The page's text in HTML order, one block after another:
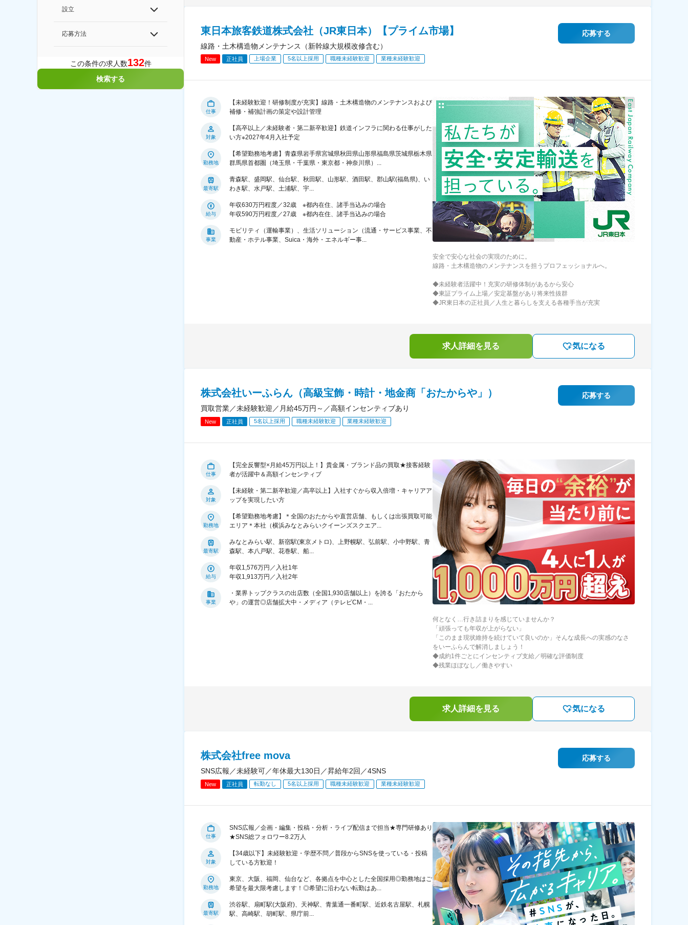
設立
応募方法
この条件の求人数132件
検索する
東日本旅客鉄道株式会社（JR東日本）【プライム市場】
線路・土木構造物メンテナンス（新幹線大規模改修含む）
New 正社員 上場企業 5名以上採用 職種未経験歓迎 業種未経験歓迎
応募する
仕事
【未経験歓迎！研修制度が充実】線路・土木構造物のメンテナンスおよび
補修・補強計画の策定や設計管理
対象
【高卒以上／未経験者・第二新卒歓迎】鉄道インフラに関わる仕事がした
い方※2027年4月入社予定
勤務地
【希望勤務地考慮】青森県岩手県宮城県秋田県山形県福島県茨城県栃木県
群馬県首都圏（埼玉県・千葉県・東京都・神奈川県）...
最寄駅
青森駅、盛岡駅、仙台駅、秋田駅、山形駅、酒田駅、郡山駅(福島県)、い
わき駅、水戸駅、土浦駅、宇...
給与
年収630万円程度／32歳 ※都内在住、諸手当込みの場合
年収590万円程度／27歳 ※都内在住、諸手当込みの場合
事業
モビリティ（運輸事業）、生活ソリューション（流通・サービス事業、不
動産・ホテル事業、Suica・海外・エネルギー事...
安全で安心な社会の実現のために。
線路・土木構造物のメンテナンスを担うプロフェッショナルへ。
◆未経験者活躍中！充実の研修体制があるから安心
◆東証プライム上場／安定基盤があり将来性抜群
◆JR東日本の正社員／人生と暮らしを支える各種手当が充実
求人詳細を見る 気になる
株式会社いーふらん（高級宝飾・時計・地金商「おたからや」）
買取営業／未経験歓迎／月給45万円～／高額インセンティブあり
New 正社員 5名以上採用 職種未経験歓迎 業種未経験歓迎
応募する
仕事
【完全反響型×月給45万円以上！】貴金属・ブランド品の買取★接客経験
者が活躍中＆高額インセンティブ
対象
【未経験・第二新卒歓迎／高卒以上】入社すぐから収入倍増・キャリアア
ップを実現したい方
勤務地
【希望勤務地考慮】＊全国のおたからや直営店舗、もしくは出張買取可能
エリア＊本社（横浜みなとみらいクイーンズスクエア...
最寄駅
みなとみらい駅、新宿駅(東京メトロ)、上野幌駅、弘前駅、小中野駅、青
森駅、本八戸駅、花巻駅、船...
給与
年収1,576万円／入社1年
年収1,913万円／入社2年
事業
・業界トップクラスの出店数（全国1,930店舗以上）を誇る「おたから
や」の運営◎店舗拡大中・メディア（テレビCM・...
何となく…行き詰まりを感じていませんか？
「頑張っても年収が上がらない」
「このまま現状維持を続けていて良いのか」そんな成長への実感のなさ
をいーふらんで解消しましょう！
◆成約1件ごとにインセンティブ支給／明確な評価制度
◆残業ほぼなし／働きやすい
求人詳細を見る 気になる
株式会社free mova
SNS広報／未経験可／年休最大130日／昇給年2回／4SNS
New 正社員 転勤なし 5名以上採用 職種未経験歓迎 業種未経験歓迎
応募する
仕事
SNS広報／企画・編集・投稿・分析・ライブ配信まで担当★専門研修あり
★SNS総フォロワー8.2万人
対象
【34歳以下】未経験歓迎・学歴不問／普段からSNSを使っている・投稿
している方歓迎！
勤務地
東京、大阪、福岡、仙台など、各拠点を中心とした全国採用◎勤務地はご
希望を最大限考慮します！◎希望に沿わない転勤はあ...
最寄駅
渋谷駅、扇町駅(大阪府)、天神駅、青葉通一番町駅、近鉄名古屋駅、札幌
駅、高崎駅、胡町駅、県庁前...